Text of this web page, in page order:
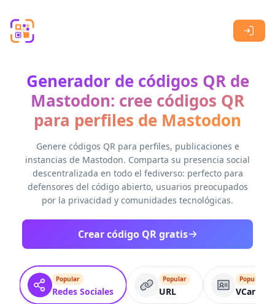
Generador de códigos QR de
Mastodon: cree códigos QR
para perfiles de Mastodon
Genere códigos QR para perfiles, publicaciones e
instancias de Mastodon. Comparta su presencia social
descentralizada en todo el fediverso: perfecto para
defensores del código abierto, usuarios preocupados
por la privacidad y comunidades tecnológicas.
Crear código QR gratis
Popular
Redes Sociales
Popular
URL
Popular
VCard